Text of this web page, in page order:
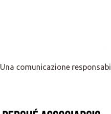
Una comunicazione